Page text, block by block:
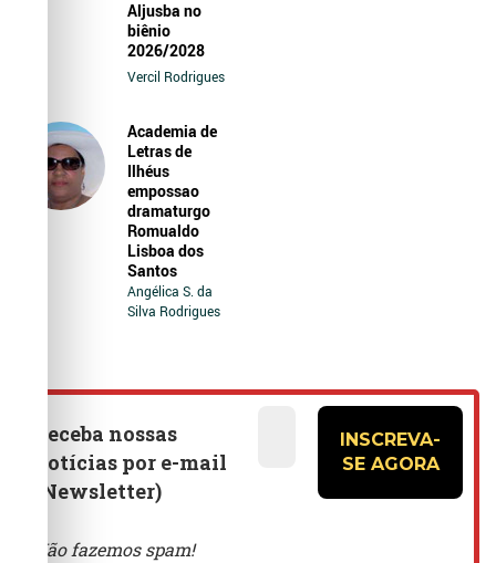
Aljusba no
biênio
2026/2028
Vercil Rodrigues
Academia de
Letras de
Ilhéus
empossao
dramaturgo
Romualdo
Lisboa dos
Santos
Angélica S. da
Silva Rodrigues